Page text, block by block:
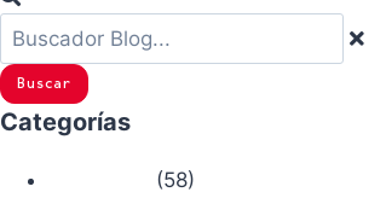
Buscar
Categorías
(58)